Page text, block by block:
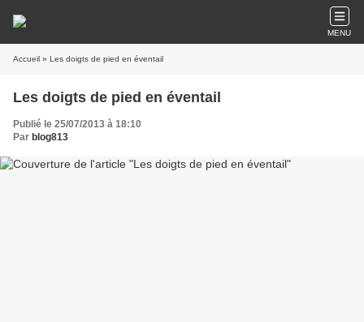
MENU
Accueil » Les doigts de pied en éventail
Les doigts de pied en éventail
Publié le 25/07/2013 à 18:10
Par blog813